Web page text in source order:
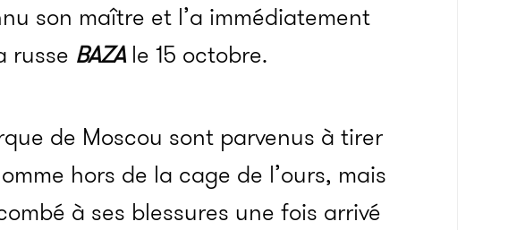
son maître et l’a immédiatement
russe BAZAle 15 octobre.
de Moscou sont parvenus à tirer
hors de la cage de l’ours, mais
à ses blessures une fois arrivé